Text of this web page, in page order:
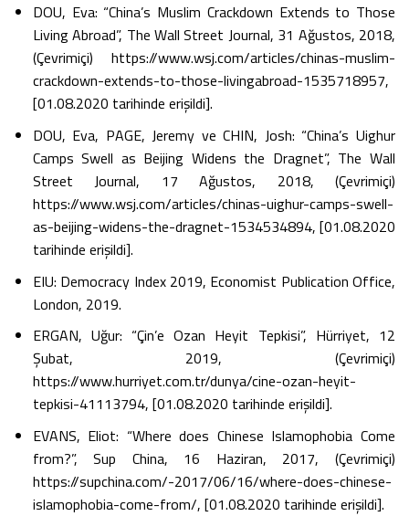
DOU, Eva: “China’s Muslim Crackdown Extends to Those
Living Abroad”, The Wall Street Journal, 31 Ağustos, 2018,
(Çevrimiçi) https://www.wsj.com/articles/chinas-muslim-
crackdown-extends-to-those-livingabroad-1535718957,
[01.08.2020 tarihinde erişildi].
DOU, Eva, PAGE, Jeremy ve CHIN, Josh: “China’s Uighur
Camps Swell as Beijing Widens the Dragnet”, The Wall
Street Journal, 17 Ağustos, 2018, (Çevrimiçi)
https://www.wsj.com/articles/chinas-uighur-camps-swell-
as-beijing-widens-the-dragnet-1534534894, [01.08.2020
tarihinde erişildi].
EIU: Democracy Index 2019, Economist Publication Office,
London, 2019.
ERGAN, Uğur: “Çin’e Ozan Heyit Tepkisi”, Hürriyet, 12
Şubat, 2019, (Çevrimiçi)
https://www.hurriyet.com.tr/dunya/cine-ozan-heyit-
tepkisi-41113794, [01.08.2020 tarihinde erişildi].
EVANS, Eliot: “Where does Chinese Islamophobia Come
from?”, Sup China, 16 Haziran, 2017, (Çevrimiçi)
https://supchina.com/-2017/06/16/where-does-chinese-
islamophobia-come-from/, [01.08.2020 tarihinde erişildi].